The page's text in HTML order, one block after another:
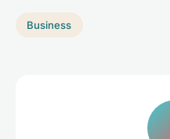
Business